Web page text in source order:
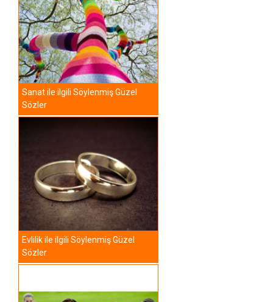
Sanat ile ilgili Söylenmiş Güzel
Sözler
Evlilik ile ilgili Söylenmiş Güzel
Sözler